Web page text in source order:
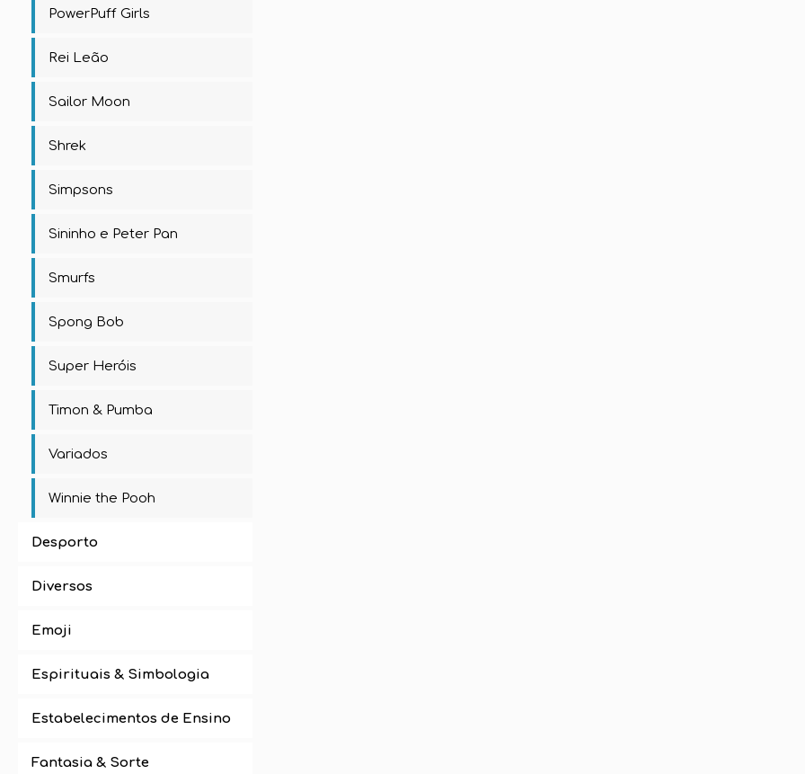
PowerPuff Girls
Rei Leão
Sailor Moon
Shrek
Simpsons
Sininho e Peter Pan
Smurfs
Spong Bob
Super Heróis
Timon & Pumba
Variados
Winnie the Pooh
Desporto
Diversos
Emoji
Espirituais & Simbologia
Estabelecimentos de Ensino
Fantasia & Sorte